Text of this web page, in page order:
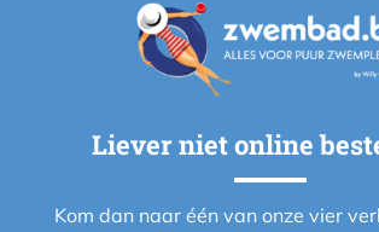
Liever niet online
Kom dan naar één van onze vier